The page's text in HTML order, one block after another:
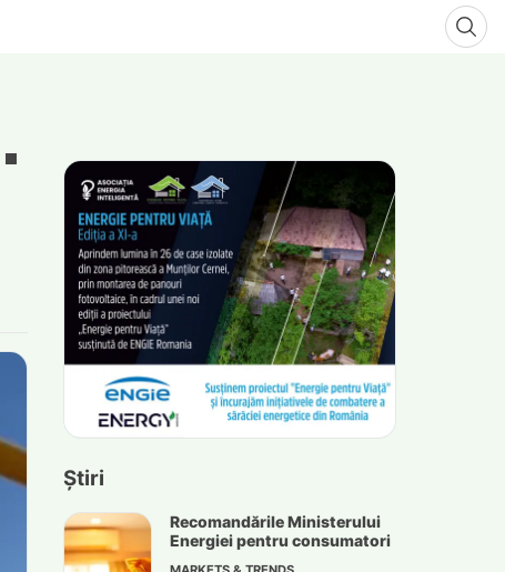
Știri
Recomandările Ministerului
Energiei pentru consumatori